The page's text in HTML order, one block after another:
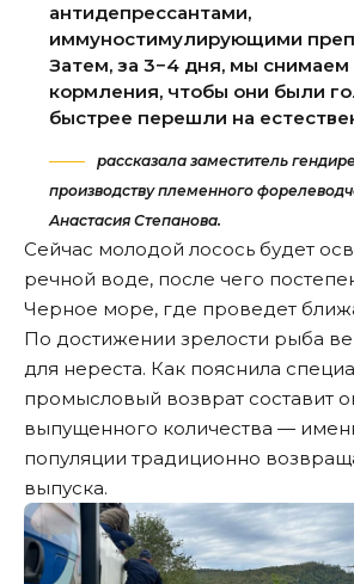
антидепрессантами,
иммуностимулирующими
Затем, за 3−4 дня, мы снимаем
кормления, чтобы они были
быстрее перешли на
рассказала заместитель
производству племенного
Анастасия Степанова.
Сейчас молодой лосось будет
речной воде, после чего
Черное море, где проведет
По достижении зрелости рыба
для нереста. Как пояснила
промысловый возврат составит
выпущенного количества —
популяции традиционно
выпуска.